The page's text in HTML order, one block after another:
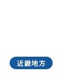
近畿地方